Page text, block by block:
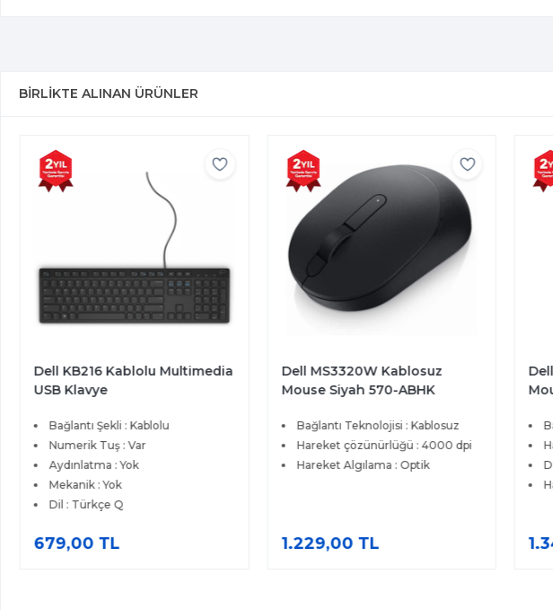
BIRLIKTE ALINAN ÜRÜNLER
Dell KB216 Kablolu Multimedia
USB Klavye
Bağlantı Şekli : Kablolu
Numerik Tuş : Var
Aydınlatma : Yok
Mekanik : Yok
Dil : Türkçe Q
679,00 TL
Dell MS3320W Kablosuz
Mouse Siyah 570-ABHK
Bağlantı Teknolojisi : Kablosuz
Hareket çözünürlüğü : 4000 dpi
Hareket Algılama : Optik
1.229,00 TL